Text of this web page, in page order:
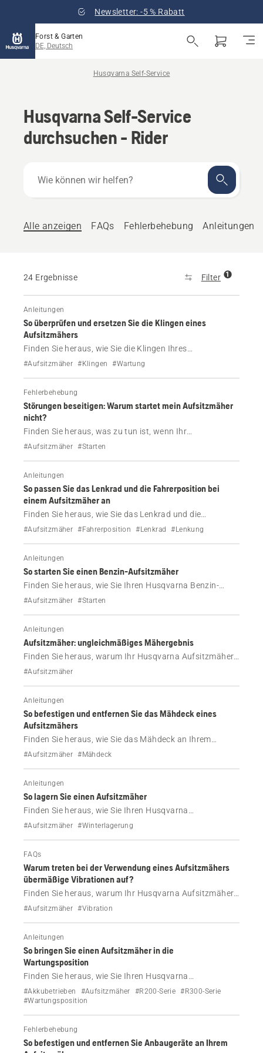
Newsletter: -5 % Rabatt
Forst & Garten
DE, Deutsch
Husqvarna Self-Service
Husqvarna Self-Service
durchsuchen - Rider
können
Alle anzeigen
FAQs Fehlerbehebung Anleitungen
24 Ergebnisse Filter 1
Anleitungen
So überprüfen und ersetzen Sie die Klingen eines
Aufsitzmähers
Finden Sie heraus, wie Sie die Klingen Ihres
Aufsitzmähers von Husqvarna überprüfen und
#Aufsitzmäher #Klingen #Wartung
Fehlerbehebung
Störungen beseitigen: Warum startet mein Aufsitzmäher
nicht?
Finden Sie heraus, was zu tun ist, wenn Ihr
Aufsitzmäher von Husqvarna nicht startet oder sich nur
#Aufsitzmäher #Starten
Anleitungen
So passen Sie das Lenkrad und die Fahrerposition bei
einem Aufsitzmäher an
Finden Sie heraus, wie Sie das Lenkrad und die
Fahrerposition bei Ihrem Aufsitzmäher von Husqvarna
#Aufsitzmäher #Fahrerposition #Lenkrad #Lenkung
Anleitungen
So starten Sie einen Benzin-Aufsitzmäher
Finden Sie heraus, wie Sie Ihren Husqvarna Benzin-
Aufsitzmäher starten.
#Aufsitzmäher #Starten
Anleitungen
Aufsitzmäher: ungleichmäßiges Mähergebnis
Finden Sie heraus, warum Ihr Husqvarna Aufsitzmäher
Gras ungleichmäßig schneidet und wie Sie dies beheben
#Aufsitzmäher
Anleitungen
So befestigen und entfernen Sie das Mähdeck eines
Aufsitzmähers
Finden Sie heraus, wie Sie das Mähdeck an Ihrem
Husqvarna Aufsitzmäher der Serien R200 und R300
#Aufsitzmäher #Mähdeck
Anleitungen
So lagern Sie einen Aufsitzmäher
Finden Sie heraus, wie Sie Ihren Husqvarna
Aufsitzmäher außerhalb der Saison lagern,
#Aufsitzmäher #Winterlagerung
FAQs
Warum treten bei der Verwendung eines Aufsitzmähers
übermäßige Vibrationen auf?
Finden Sie heraus, warum Ihr Husqvarna Aufsitzmäher
bei der Verwendung stärker vibriert als sonst und wie
#Aufsitzmäher #Vibration
Anleitungen
So bringen Sie einen Aufsitzmäher in die
Wartungsposition
Finden Sie heraus, wie Sie Ihren Husqvarna
Aufsitzmäher in die Wartungsposition bringen.
#Akkubetrieben #Aufsitzmäher #R200-Serie #R300-Serie
#Wartungsposition
Fehlerbehebung
So befestigen und entfernen Sie Anbaugeräte an Ihrem